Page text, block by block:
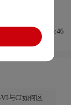
2021-06-09 16:35:46
与CI如何区